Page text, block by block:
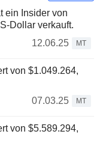
ein Insider von
Dollar verkauft.
12.06.25
MT
von $1.049.264,
07.03.25
MT
von $5.589.294,